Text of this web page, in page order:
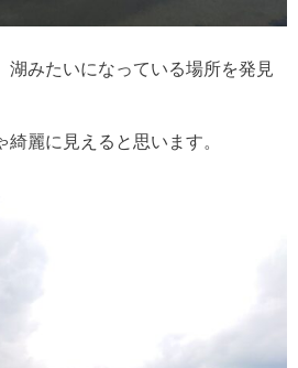
湖みたいになっている場所を発見
麗に見えると思います。